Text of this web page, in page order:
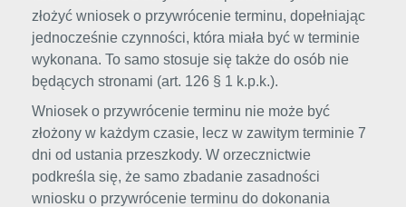
złożyć wniosek o przywrócenie terminu, dopełniając
jednocześnie czynności, która miała być w terminie
wykonana. To samo stosuje się także do osób nie
będących stronami (art. 126 § 1 k.p.k.).
Wniosek o przywrócenie terminu nie może być
złożony w każdym czasie, lecz w zawitym terminie 7
dni od ustania przeszkody. W orzecznictwie
podkreśla się, że samo zbadanie zasadności
wniosku o przywrócenie terminu do dokonania